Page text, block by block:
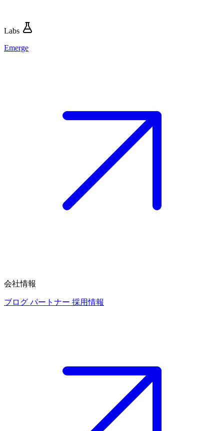
Labs
Emerge
会社情報
ブログ パートナー 採用情報